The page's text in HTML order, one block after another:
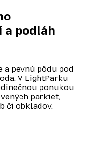
a podláh
a pevnú pôdu pod
V LightParku
ponukou
parkiet,
či obkladov.